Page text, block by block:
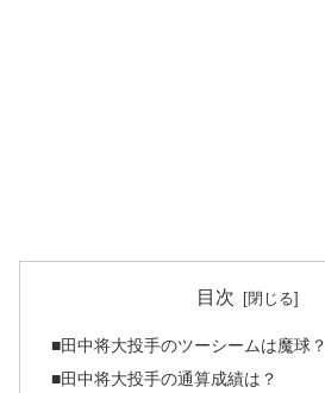
目次
■田中将大投手のツーシームは魔球？
■田中将大投手の通算成績は？